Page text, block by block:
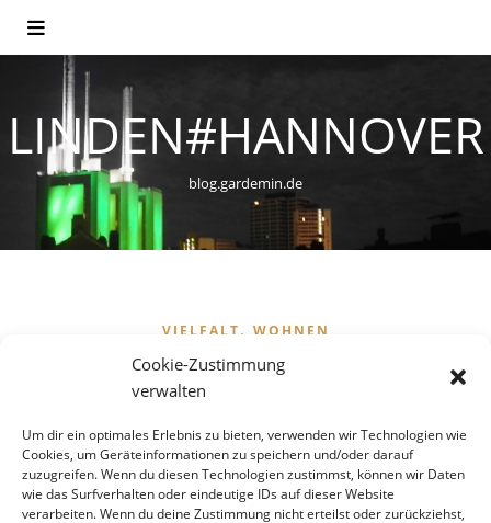
Cookie-Zustimmung
verwalten
Um dir ein optimales Erlebnis zu bieten, verwenden wir Technologien wie
Cookies, um Geräteinformationen zu speichern und/oder darauf
zuzugreifen. Wenn du diesen Technologien zustimmst, können wir Daten
wie das Surfverhalten oder eindeutige IDs auf dieser Website
verarbeiten. Wenn du deine Zustimmung nicht erteilst oder zurückziehst,
LINDEN#HANNOVER
blog.gardemin.de
VIELFALT, WOHNEN
Flüchtlinge – Für eine
Unterbringung in einer
weltoffenen Stadt